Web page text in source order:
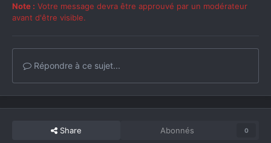
Note : Votre message devra être approuvé par un modérateur
avant d'être visible.
Répondre à ce sujet...
Share Abonnés 0